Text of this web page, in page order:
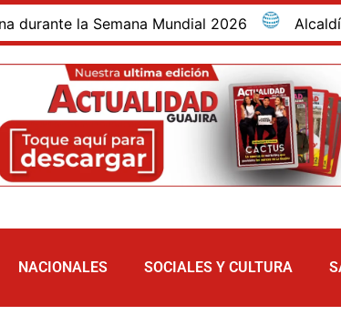
la Semana Mundial 2026 Alcaldía de
NACIONALES SOCIALES Y CULTURA